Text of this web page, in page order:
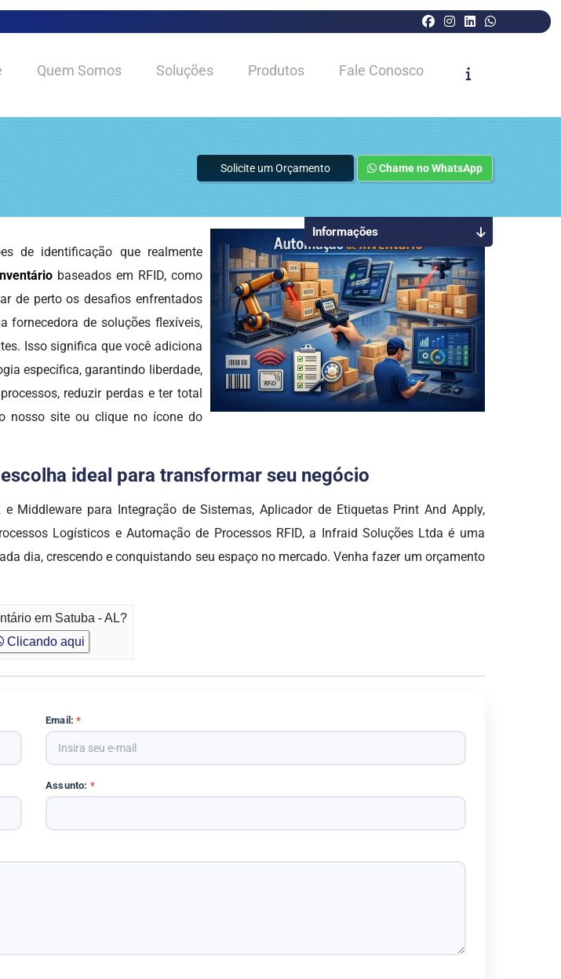
Quem Somos Soluções Produtos Fale Conosco
Solicite um Orçamento Chame no WhatsApp
de identificação que realmente
baseados em RFID, como
de perto os desafios enfrentados
fornecedora de soluções flexíveis,
Isso significa que você adiciona
específica, garantindo liberdade,
reduzir perdas e ter total
nosso site ou clique no ícone do
ideal para transformar seu negócio
Middleware para Integração de Sistemas, Aplicador de Etiquetas Print And Apply,
Logísticos e Automação de Processos RFID, a Infraid Soluções Ltda é uma
dia, crescendo e conquistando seu espaço no mercado. Venha fazer um orçamento
em Satuba - AL?
Clicando aqui
Email:*
Assunto: *
Informações